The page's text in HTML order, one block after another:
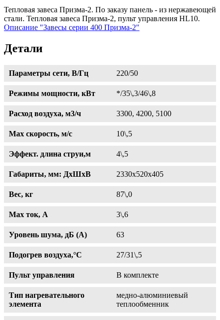
Тепловая завеса Призма-2. По заказу панель - из нержавеющей
стали. Тепловая завеса Призма-2, пульт управления HL10.
Описание "Завесы серии 400 Призма-2"
Детали
Параметры сети, В/Гц 220/50
Режимы мощности, кВт */35\,3/46\,8
Расход воздуха, м3/ч 3300, 4200, 5100
Max скорость, м/с 10\,5
Эффект. длина струи,м 4\,5
Габариты, мм: ДхШхВ 2330х520х405
Вес, кг 87\,0
Max ток, A 3\,6
Уровень шума, дБ (А) 63
Подогрев воздуха,°С 27/31\,5
Пульт управления В комплекте
Тип нагревательного
элемента
медно-алюминиевый
теплообменник